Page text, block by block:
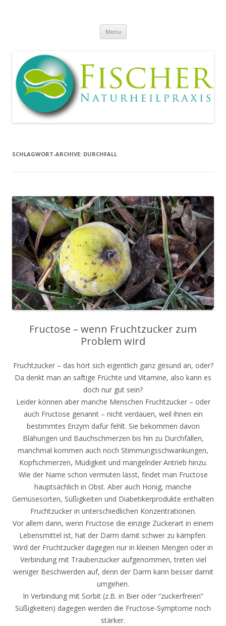
Naturheilpraxis
Menu Skip
content
SCHLAGWORT-ARCHIVE: DURCHFALL
Fructose – wenn Fruchtzucker zum
Problem wird
Fruchtzucker – das hört sich eigentlich ganz gesund an, oder?
Da denkt man an saftige Früchte und Vitamine, also kann es
doch nur gut sein?
Leider können aber manche Menschen Fruchtzucker – oder
auch Fructose genannt – nicht verdauen, weil ihnen ein
bestimmtes Enzym dafür fehlt. Sie bekommen davon
Blähungen und Bauchschmerzen bis hin zu Durchfällen,
manchmal kommen auch noch Stimmungsschwankungen,
Kopfschmerzen, Müdigkeit und mangelnder Antrieb hinzu.
Wie der Name schon vermuten lässt, findet man Fructose
hauptsächlich in Obst. Aber auch Honig, manche
Gemüsesorten, Süßigkeiten und Diabetikerprodukte enthalten
Fruchtzucker in unterschiedlichen Konzentrationen.
Vor allem dann, wenn Fructose die einzige Zuckerart in einem
Lebensmittel ist, hat der Darm damit schwer zu kämpfen.
Wird der Fruchtzucker dagegen nur in kleinen Mengen oder in
Verbindung mit Traubenzucker aufgenommen, treten viel
weniger Beschwerden auf, denn der Darm kann besser damit
umgehen.
In Verbindung mit Sorbit (z.B. in Bier oder “zuckerfreien”
Süßigkeiten) dagegen werden die Fructose-Symptome noch
stärker.